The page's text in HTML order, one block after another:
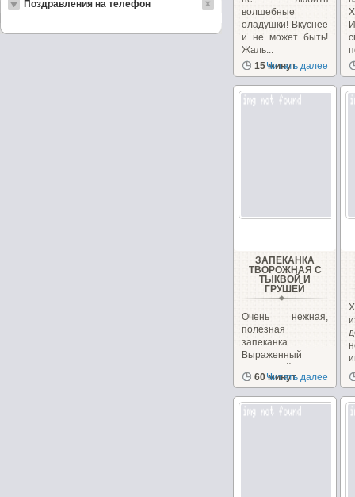
волшебные
оладушки! Вкуснее
и не может быть!
Жаль...
15 минут
Читать далее
ЗАПЕКАНКА
ТВОРОЖНАЯ С
ТЫКВОЙ И
ГРУШЕЙ
Очень нежная,
полезная
запеканка.
Выраженный
тыквенный вкус.
Рецепт из
60 минут
Читать далее
Поздравления на телефон